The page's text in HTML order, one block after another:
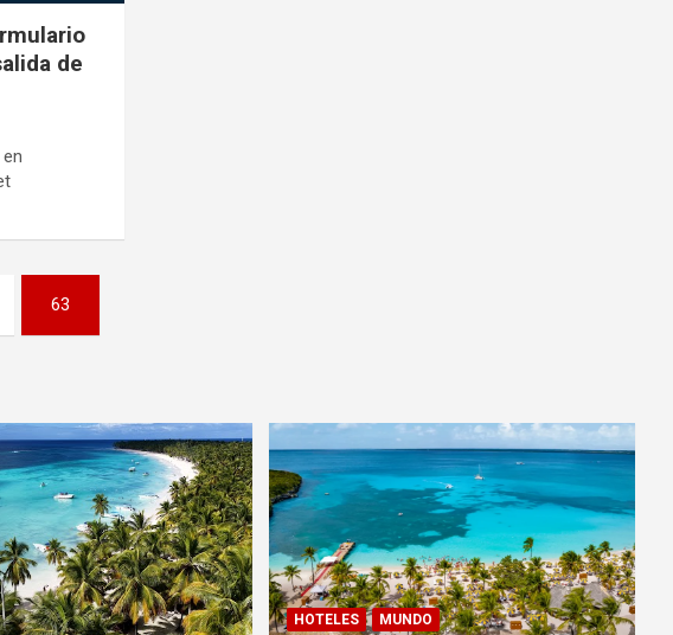
de
63
HOTELES MUNDO